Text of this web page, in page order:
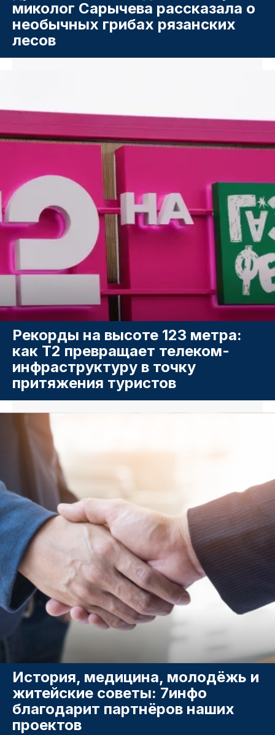
миколог Сарычева рассказала о
необычных грибах рязанских
лесов
Рекорды на высоте 123 метра:
как T2 превращает телеком-
инфраструктуру в точку
притяжения туристов
История, медицина, молодёжь и
житейские советы: 7инфо
благодарит партнёров наших
проектов